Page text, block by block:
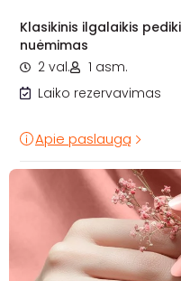
Klasikinis ilgalaikis
nuėmimas
2 val.
1 asm.
Laiko rezervavimas
Apie paslaugą